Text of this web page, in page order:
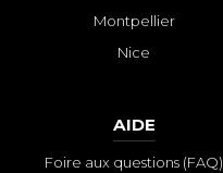
Montpellier
Nice
AIDE
Foire aux questions (FAQ)